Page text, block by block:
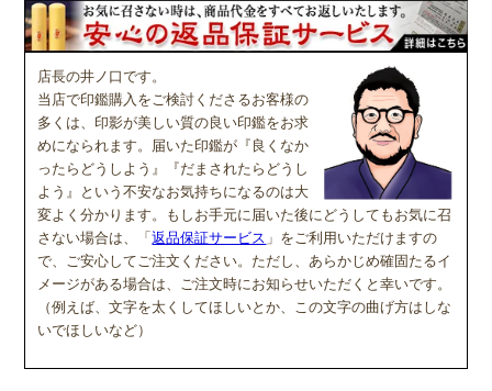
ンスをとるのが難しいのですが、独自の作風で文
字を折り曲げ、空間を埋めるデザインが特徴で
す。直線基調の印影は、気品があり上品な印象で
好まれています。定評のある西野センスで全体のバランスを整え枠内
に収めます。
Ｃ読みやすい 印相体(よみやすいいんそうたい)
印相体を読みやすくした西野工房独自の書体で
す。認印によく使用され、他の書体より判読性が
高い書体になり、社内文書などの確認印としての
使用をお勧めしています。
店長の井ノ口です。
当店で印鑑購入をご検討くださるお客様の
多くは、印影が美しい質の良い印鑑をお求
めになられます。届いた印鑑が『良くなか
ったらどうしよう』『だまされたらどうし
よう』という不安なお気持ちになるのは大
変よく分かります。もしお手元に届いた後にどうしてもお気に召
さない場合は、「返品保証サービス 」をご利用いただけますの
で、ご安心してご注文ください。ただし、あらかじめ確固たるイ
メージがある場合は、ご注文時にお知らせいただくと幸いです。
（例えば、文字を太くしてほしいとか、この文字の曲げ方はしな
いでほしいなど）